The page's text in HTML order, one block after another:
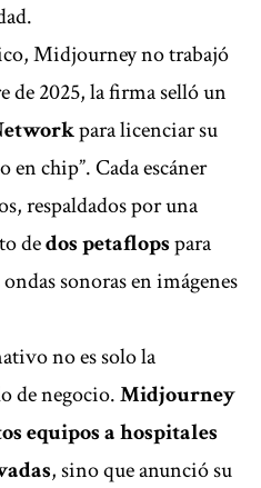
Midjourney no trabajó
de 2025, la firma selló un
para licenciar su
chip”. Cada escáner
respaldados por una
dedos petaflopspara
sonoras en imágenes
no es solo la
de negocio.Midjourney
equipos a hospitales
, sino que anunció su